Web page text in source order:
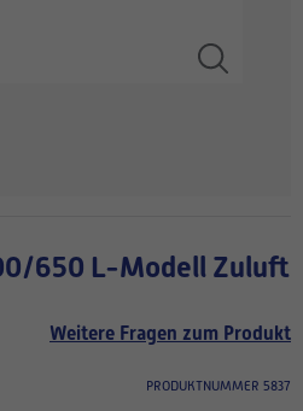
650 L-Modell Zuluft
Weitere Fragen zum Produkt
PRODUKTNUMMER 5837